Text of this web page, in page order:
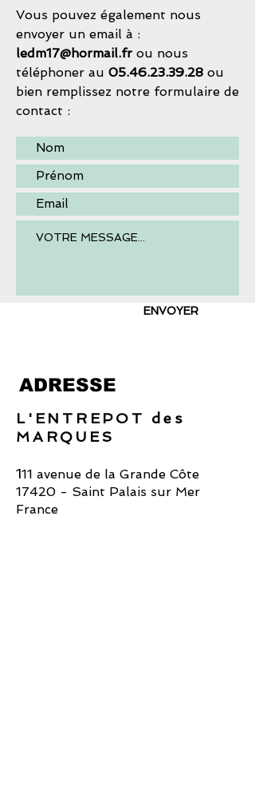
Vous pouvez également nous
envoyer un email à :
ledm17@hormail.fr ou nous
téléphoner au 05.46.23.39.28 ou
bien remplissez notre formulaire de
contact :
ENVOYER
ADRESSE
L'ENTREPOT des
MARQUES
111 avenue de la Grande Côte
17420 - Saint Palais sur Mer
France